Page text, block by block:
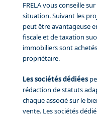
FRELA vous conseille
situation. Suivant les
peut être avantageuse
fiscale et de taxation
immobiliers sont
propriétaire.
Les sociétés dédiées
rédaction de statuts
chaque associé sur le
vente. Les sociétés